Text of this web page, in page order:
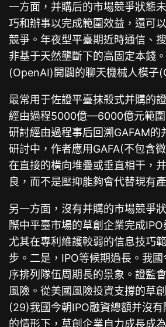
一方面，并購后的市場競爭狀態
巧和辦事以完成範圍效益，還可
競爭。年夜型平臺期近時通信、
非基于天然壟斷下的高固定本錢
(OpenAI)開闢的聊天機械人模子
最常用于佐證平臺抹殺式并購的
經由過程5000億—6000億元範圍
研討經由過程事后回溯GAFAM
研討中，作者應用GAFA(不包含
在直接的橫向堆疊或垂直相干，
良，而不是壓抑能夠會代替現有
另一方面，沒有并購的市場競爭
際中平臺市場的草創企業完成
尤其在專利維護較弱的信息技巧
步。二是，IPO等候期過長。我
序排列隊伍周期長的景象。證監
風險。從美國風險投資支撐的草
(29)我國今朝IPO融資總額并沒
的情形下，草創企業自力成長成